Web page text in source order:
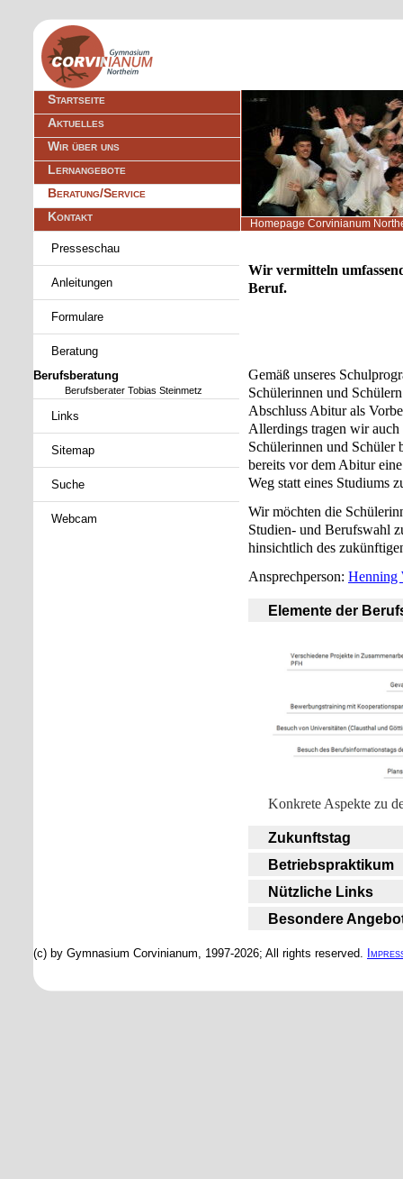
Navigation
überspringen
Startseite
Aktuelles
Wir über uns
Lernangebote
Beratung/Service
Kontakt
Homepage Corvinianum
Wir vermitteln
Beruf.
Gemäß unseres
Schülerinnen und
Abschluss Abitur als
Allerdings tragen wir auch
Schülerinnen und Schüler
bereits vor dem Abitur
Weg statt eines Studiums
Wir möchten die
Studien- und Berufswahl
hinsichtlich des
Ansprechperson: Henning
Elemente der
Konkrete Aspekte zu
Zukunftstag
Betriebspraktikum
Nützliche Links
Besondere
überspringen
Presseschau
Anleitungen
Formulare
Beratung
Berufsberatung
Berufsberater Tobias Steinmetz
Links
Sitemap
Suche
Webcam
(c) by Gymnasium Corvinianum, 1997-2026; All rights reserved.